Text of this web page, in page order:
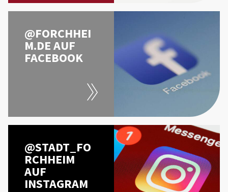
@FORCHHEI
M.DE AUF
FACEBOOK
@STADT_FO
RCHHEIM
AUF
INSTAGRAM